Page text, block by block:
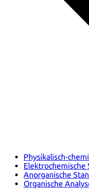
Physikalisch-
Elektrochemische
Anorganische
Organische